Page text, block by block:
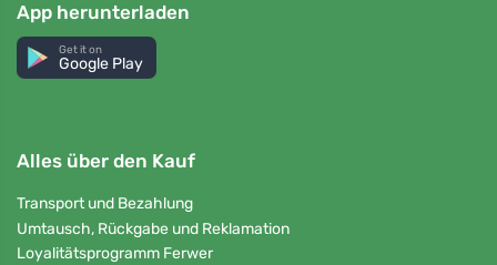
App herunterladen
Get it on
Google Play
Alles über den Kauf
Transport und Bezahlung
Umtausch, Rückgabe und Reklamation
Loyalitätsprogramm Ferwer